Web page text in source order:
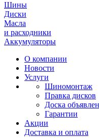
Шины
Диски
Масла
и расходники
Аккумуляторы
О компании
Новости
Услуги
Шиномонтаж
Правка дисков
Доска
Гарантии
Акции
Доставка и оплата